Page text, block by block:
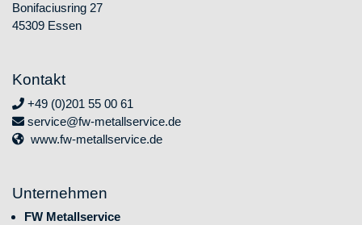
Bonifaciusring 27
45309 Essen
Kontakt
+49 (0)201 55 00 61
service@fw-metallservice.de
www.fw-metallservice.de
Unternehmen
Navigation überspringen
FW Metallservice